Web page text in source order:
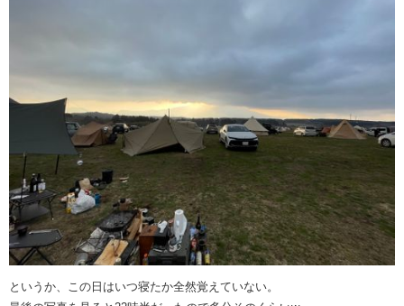
というか、この日はいつ寝たか全然覚えていない。